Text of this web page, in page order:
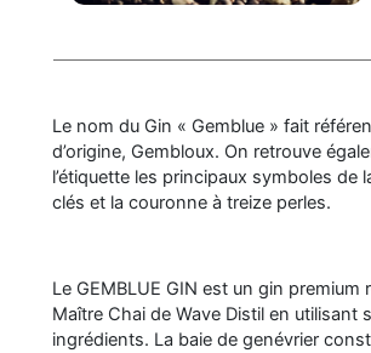
Le nom du Gin « Gemblue » fait
d’origine, Gembloux. On retrouve
l’étiquette les principaux symboles de
clés et la couronne à treize perles.
Le GEMBLUE GIN est un gin premium
Maître Chai de Wave Distil en utilisant
ingrédients. La baie de genévrier